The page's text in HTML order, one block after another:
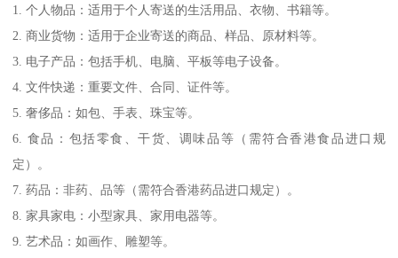
1. 个人物品：适用于个人寄送的生活用品、衣物、书籍等。
2. 商业货物：适用于企业寄送的商品、样品、原材料等。
3. 电子产品：包括手机、电脑、平板等电子设备。
4. 文件快递：重要文件、合同、证件等。
5. 奢侈品：如包、手表、珠宝等。
6. 食品：包括零食、干货、调味品等（需符合香港食品进口规
定）。
7. 药品：非药、品等（需符合香港药品进口规定）。
8. 家具家电：小型家具、家用电器等。
9. 艺术品：如画作、雕塑等。